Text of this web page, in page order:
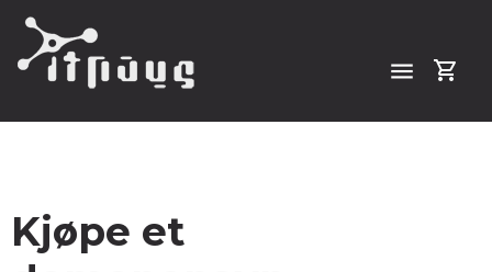
menu shopping_cart
Kjøpe et